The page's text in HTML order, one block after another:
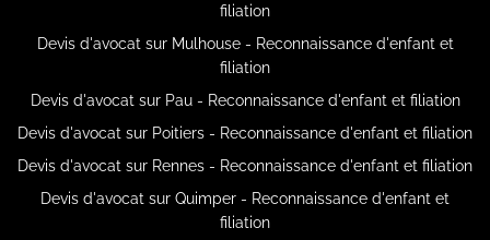
filiation
Devis d'avocat sur Mulhouse - Reconnaissance d'enfant et
filiation
Devis d'avocat sur Pau - Reconnaissance d'enfant et filiation
Devis d'avocat sur Poitiers - Reconnaissance d'enfant et filiation
Devis d'avocat sur Rennes - Reconnaissance d'enfant et filiation
Devis d'avocat sur Quimper - Reconnaissance d'enfant et
filiation